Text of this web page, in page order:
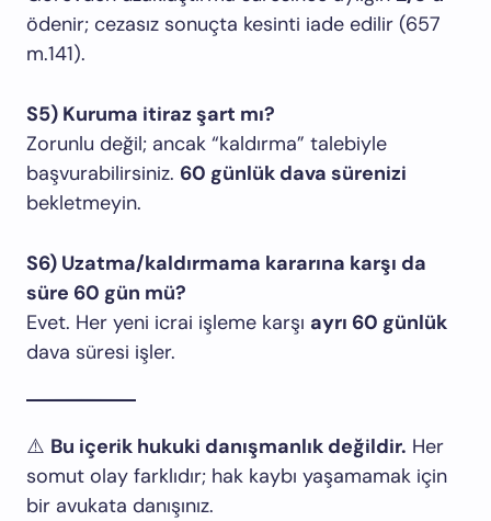
ödenir; cezasız sonuçta kesinti iade edilir (657
m.141).
S5) Kuruma itiraz şart mı?
Zorunlu değil; ancak “kaldırma” talebiyle
başvurabilirsiniz. 60 günlük dava sürenizi
bekletmeyin.
S6) Uzatma/kaldırmama kararına karşı da
süre 60 gün mü?
Evet. Her yeni icrai işleme karşı ayrı 60 günlük
dava süresi işler.
⚠️ Bu içerik hukuki danışmanlık değildir. Her
somut olay farklıdır; hak kaybı yaşamamak için
bir avukata danışınız.